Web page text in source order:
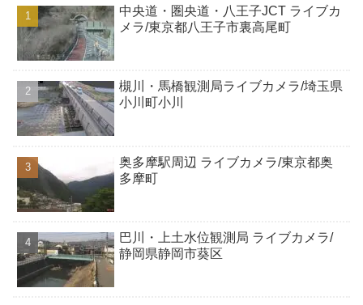
中央道・圏央道・八王子JCT ライブカ
メラ/東京都八王子市裏高尾町
槻川・馬橋観測局ライブカメラ/埼玉県
小川町小川
奥多摩駅周辺 ライブカメラ/東京都奥
多摩町
巴川・上土水位観測局 ライブカメラ/
静岡県静岡市葵区